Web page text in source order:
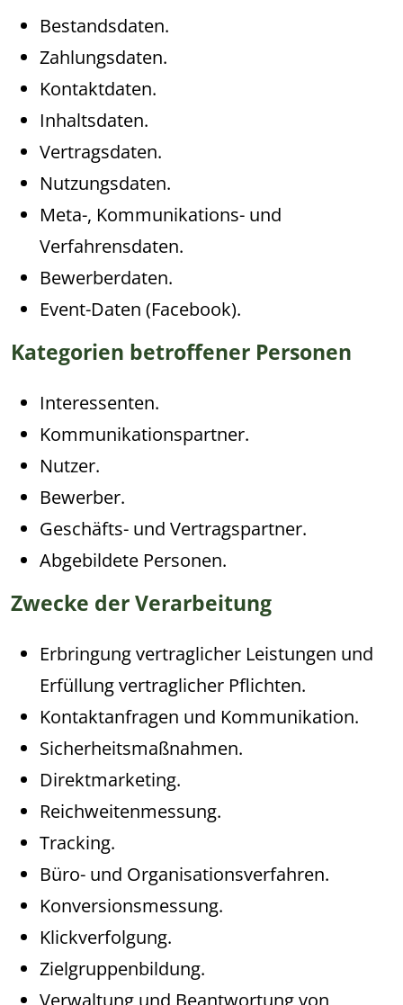
Bestandsdaten.
Zahlungsdaten.
Kontaktdaten.
Inhaltsdaten.
Vertragsdaten.
Nutzungsdaten.
Meta-, Kommunikations- und
Verfahrensdaten.
Bewerberdaten.
Event-Daten (Facebook).
Kategorien betroffener Personen
Interessenten.
Kommunikationspartner.
Nutzer.
Bewerber.
Geschäfts- und Vertragspartner.
Abgebildete Personen.
Zwecke der Verarbeitung
Erbringung vertraglicher Leistungen und
Erfüllung vertraglicher Pflichten.
Kontaktanfragen und Kommunikation.
Sicherheitsmaßnahmen.
Direktmarketing.
Reichweitenmessung.
Tracking.
Büro- und Organisationsverfahren.
Konversionsmessung.
Klickverfolgung.
Zielgruppenbildung.
Verwaltung und Beantwortung von